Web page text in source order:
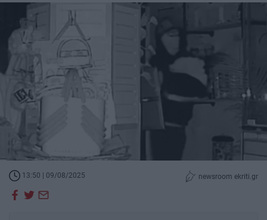
13:50 | 09/08/2025 newsroom ekriti.gr